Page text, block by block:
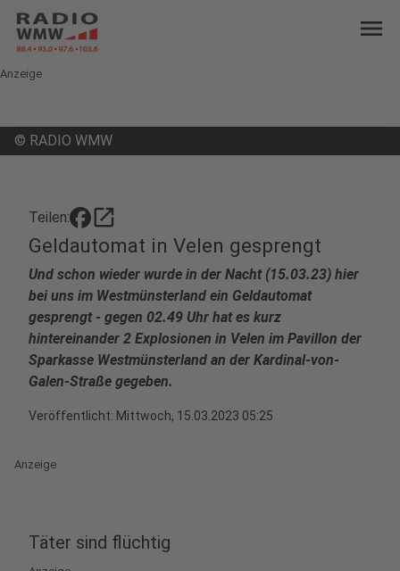
menu
Anzeige
© RADIO WMW
Teilen: open_in_new
Geldautomat in Velen gesprengt
Und schon wieder wurde in der Nacht (15.03.23) hier
bei uns im Westmünsterland ein Geldautomat
gesprengt - gegen 02.49 Uhr hat es kurz
hintereinander 2 Explosionen in Velen im Pavillon der
Sparkasse Westmünsterland an der Kardinal-von-
Galen-Straße gegeben.
Veröffentlicht: Mittwoch, 15.03.2023 05:25
Anzeige
Täter sind flüchtig